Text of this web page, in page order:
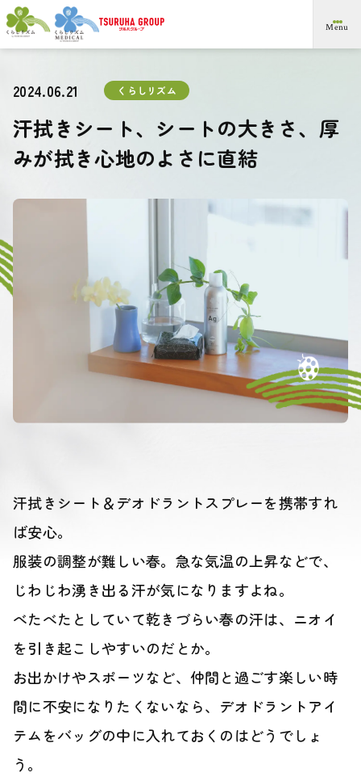
メ
イ
ン
ン
テ
ツ
ま
で
キ
す
る
Menu
汗拭きシート、シートの大きさ、厚
みが拭き心地のよさに直結
2024.06.21 くらしリズム
汗拭きシート＆デオドラントスプレーを携帯すれ
ば安心。
服装の調整が難しい春。急な気温の上昇などで、
じわじわ湧き出る汗が気になりますよね。
べたべたとしていて乾きづらい春の汗は、ニオイ
を引き起こしやすいのだとか。
お出かけやスポーツなど、仲間と過ごす楽しい時
間に不安になりたくないなら、デオドラントアイ
テムをバッグの中に入れておくのはどうでしょ
う。